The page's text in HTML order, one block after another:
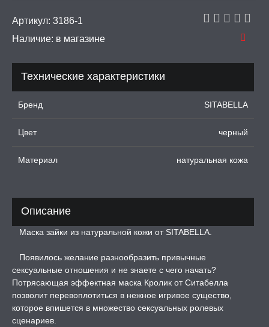
НА ЧЛЕН
ВИБРОЯЙЦА,
КЕГЕЛЯ
ДЛЯ СЕКСА
ПОМПЫ
Артикул: 3186-1
Наличие: в магазине
Технические характеристики
Бренд SITABELLA
Цвет черный
Материал натуральная кожа
Описание
Маска зайки из натуральной кожи от SITABELLA.
Появилось желание разнообразить привычные
сексуальные отношения и не знаете с чего начать?
Потрясающая эффектная маска Кролик от Ситабелла
позволит перевоплотиться в нежное игривое существо,
которое впишется в множество сексуальных ролевых
сценариев.